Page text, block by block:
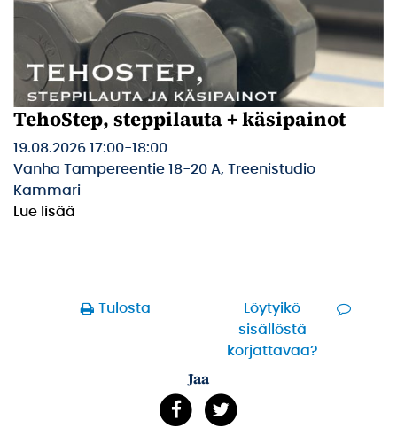
TehoStep, steppilauta + käsipainot
19.08.2026 17:00-18:00
Vanha Tampereentie 18-20 A, Treenistudio
Kammari
Lue lisää
Tulosta
Löytyikö
sisällöstä
korjattavaa?
Jaa